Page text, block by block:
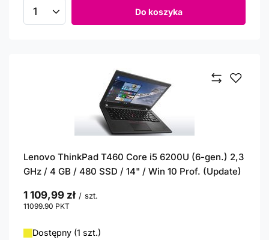
Ilość produktów Do koszyka
Lenovo ThinkPad T460 Core i5 6200U (6-gen.) 2,3
GHz / 4 GB / 480 SSD / 14" / Win 10 Prof. (Update)
1 109,99 zł / szt.
11099.90 PKT
Dostępny (1 szt.)